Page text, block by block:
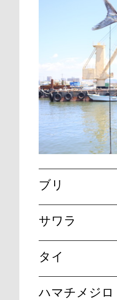
ブリ
サワラ
タイ
ハマチメジロ